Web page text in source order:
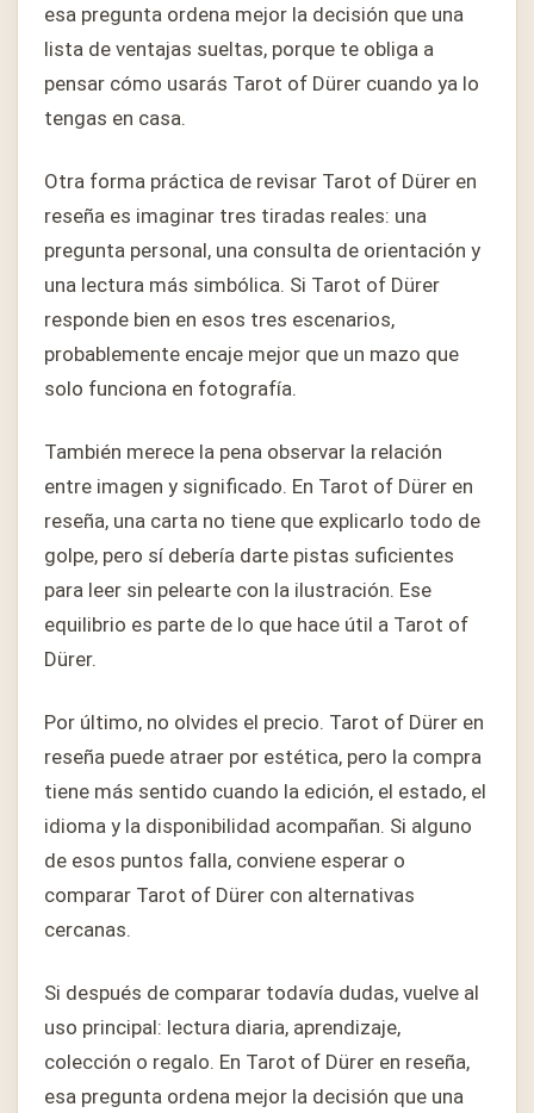
esa pregunta ordena mejor la decisión que una
lista de ventajas sueltas, porque te obliga a
pensar cómo usarás Tarot of Dürer cuando ya lo
tengas en casa.
Otra forma práctica de revisar Tarot of Dürer en
reseña es imaginar tres tiradas reales: una
pregunta personal, una consulta de orientación y
una lectura más simbólica. Si Tarot of Dürer
responde bien en esos tres escenarios,
probablemente encaje mejor que un mazo que
solo funciona en fotografía.
También merece la pena observar la relación
entre imagen y significado. En Tarot of Dürer en
reseña, una carta no tiene que explicarlo todo de
golpe, pero sí debería darte pistas suficientes
para leer sin pelearte con la ilustración. Ese
equilibrio es parte de lo que hace útil a Tarot of
Dürer.
Por último, no olvides el precio. Tarot of Dürer en
reseña puede atraer por estética, pero la compra
tiene más sentido cuando la edición, el estado, el
idioma y la disponibilidad acompañan. Si alguno
de esos puntos falla, conviene esperar o
comparar Tarot of Dürer con alternativas
cercanas.
Si después de comparar todavía dudas, vuelve al
uso principal: lectura diaria, aprendizaje,
colección o regalo. En Tarot of Dürer en reseña,
esa pregunta ordena mejor la decisión que una